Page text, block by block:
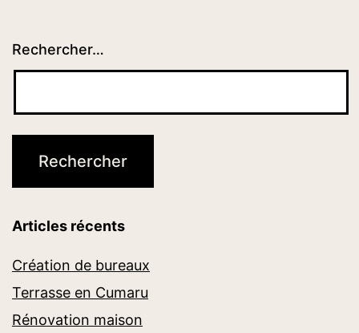
Rechercher…
Articles récents
Création de bureaux
Terrasse en Cumaru
Rénovation maison